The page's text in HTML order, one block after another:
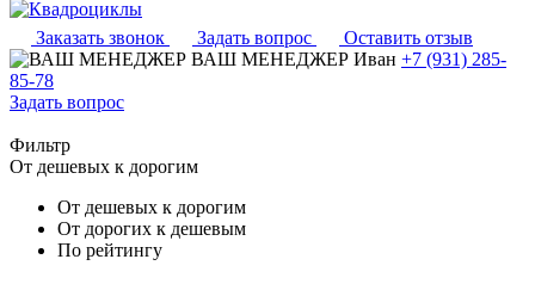
Заказать звонок Задать вопрос
Оставить отзыв
ВАШ МЕНЕДЖЕР Иван +7 (931) 285-
85-78
Задать вопрос
Фильтр
От дешевых к дорогим
От дешевых к дорогим
От дорогих к дешевым
По рейтингу